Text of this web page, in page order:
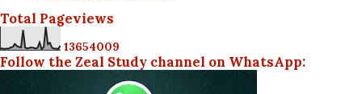
Total Pageviews
13654009
Follow the Zeal Study channel on WhatsApp: